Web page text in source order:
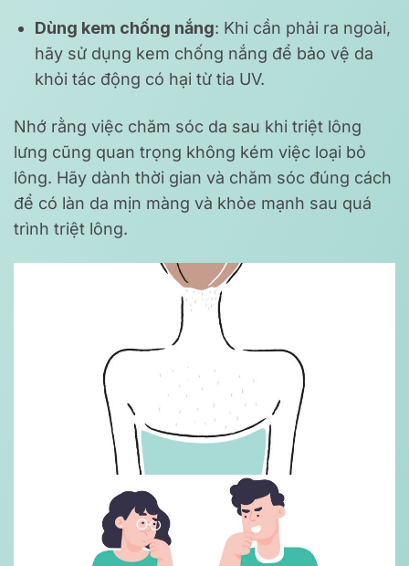
Dùng kem chống nắng: Khi cần phải ra ngoài,
hãy sử dụng kem chống nắng để bảo vệ da
khỏi tác động có hại từ tia UV.
Nhớ rằng việc chăm sóc da sau khi triệt lông
lưng cũng quan trọng không kém việc loại bỏ
lông. Hãy dành thời gian và chăm sóc đúng cách
để có làn da mịn màng và khỏe mạnh sau quá
trình triệt lông.